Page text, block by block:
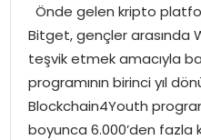
YAŞAM
MAGAZIN
SAĞLIK
Önde gelen kripto
Bitget, gençler arasında
teşvik etmek amacıyla
programının birinci yıl
Blockchain4Youth
boyunca 6.000’den fazla